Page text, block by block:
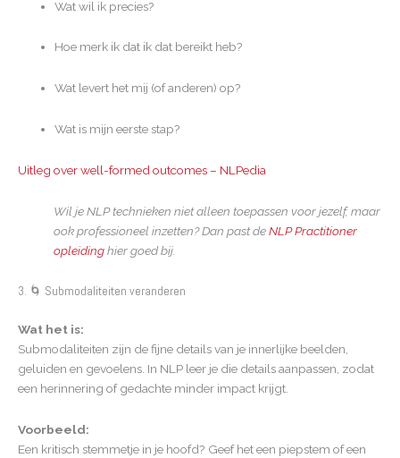
Wat wil ik precies?
Hoe merk ik dat ik dat bereikt heb?
Wat levert het mij (of anderen) op?
Wat is mijn eerste stap?
Uitleg over well-formed outcomes – NLPedia
Wil je NLP technieken niet alleen toepassen voor jezelf, maar
ook professioneel inzetten? Dan past deNLP Practitioner
opleidinghier goed bij.
3. 🌀 Submodaliteiten veranderen
Wat het is:
Submodaliteiten zijn de fijne details van je innerlijke beelden,
geluiden en gevoelens. In NLP leer je die details aanpassen, zodat
een herinnering of gedachte minder impact krijgt.
Voorbeeld:
Een kritisch stemmetje in je hoofd? Geef het een piepstem of een